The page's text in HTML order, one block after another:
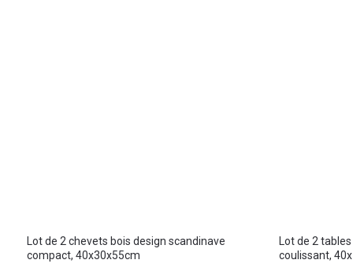
Lot de 2 chevets bois design scandinave
compact, 40x30x55cm
Lot de 2
coulissant,